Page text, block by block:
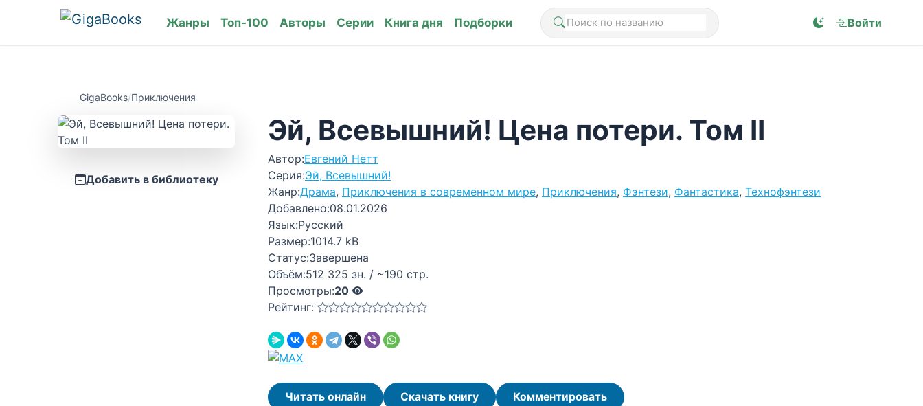
Жанры Топ-100 Авторы Серии Книга дня Подборки Войти
GigaBooks/Приключения
Добавить в библиотеку
Эй, Всевышний! Цена потери. Том II
Автор:Евгений Нетт
Серия:Эй, Всевышний!
Жанр:Драма, Приключения в современном мире, Приключения, Фэнтези, Фантастика, Технофэнтези
Добавлено:08.01.2026
Язык:Русский
Размер:1014.7 kB
Статус:Завершена
Объём:512 325 зн. / ~190 стр.
Просмотры:20
Рейтинг:
Читать онлайн Скачать книгу Комментировать